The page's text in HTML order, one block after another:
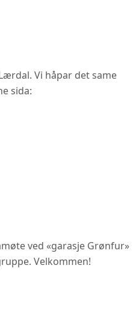
Vi håpar det same
sida:
ved «garasje Grønfur»
Velkommen!